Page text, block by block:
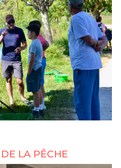
LA PÊCHE